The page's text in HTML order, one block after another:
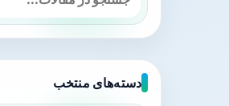
دسته‌های منتخب